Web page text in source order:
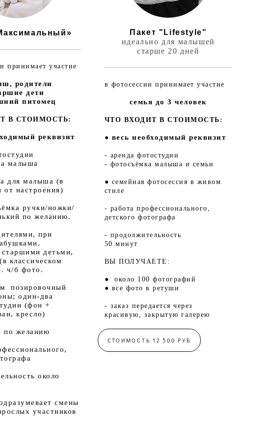
принимает участие
родители
дети
питомец
В СТОИМОСТЬ:
реквизит
малыша
для малыша (в
от настроения)
ручки/ножки/
по желанию.
при
детьми,
классическом
ч/б фото.
позировочный
один-два
(фон +
кресло)
по желанию
около
смены
участников
Пакет "Lifestyle"
идеально для малышей
старше 20 дней
в фотосессии принимает участие
семья до 3 человек
ЧТО ВХОДИТ В СТОИМОСТЬ:
● весь необходимый реквизит
- аренда фотостудии
- фотосъёмка малыша и семьи
● семейная фотосессия в живом
стиле
- работа профессионального,
детского фотографа
- продолжительность
50 минут
ВЫ ПОЛУЧАЕТЕ:
● около 100 фотографий
● все фото в ретуши
- заказ передается через
красивую, закрытую галерею
СТОИМОСТЬ 12 500 РУБ